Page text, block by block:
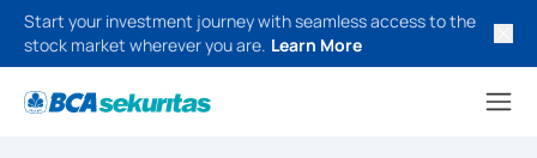
Start your investment journey with seamless access to the
stock market wherever you are. Learn More